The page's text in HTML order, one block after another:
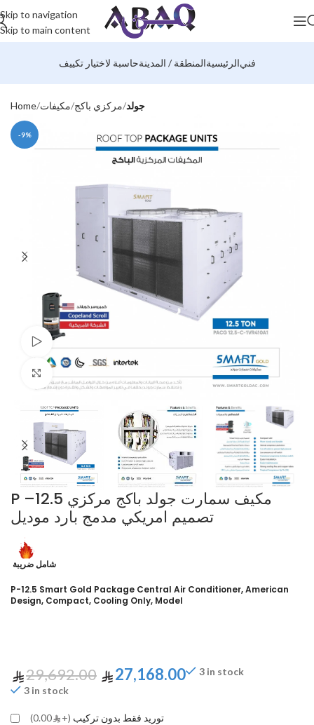
Skip to navigation
Skip to main content
حاسبة لاختيار تكييفالمنطقة / المدينةالرئيسيةفني
Home مكيفات مركزي باكج جولد
-9%
Watch video
P –12.5 مكيف سمارت جولد باكج مركزي
تصميم امريكي مدمج بارد موديل
شامل ضريبة
P-12.5 Smart Gold Package Central Air Conditioner, American
Design, Compact, Cooling Only, Model
29,692.00 27,168.00
3 in stock
3 in stock
توريد فقط بدون تركيب (+
0.00)